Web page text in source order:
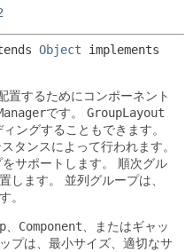
Object
置するためにコンポーネント
です。
GroupLayout
ングすることもできます。
タンスによって行われます。
サポートします。
順次グル
します。
並列グループは、
。
Component 、またはギャッ
プは、最小サイズ、適切なサ